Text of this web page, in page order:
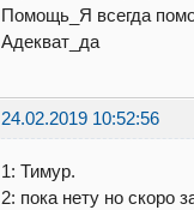
Помощь_Я всегда
Адекват_да
24.02.2019 10:52:56
1: Тимур.
2: пока нету но скоро